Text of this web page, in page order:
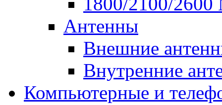
Антенны
Внешние
Внутренние
Компьютерные и